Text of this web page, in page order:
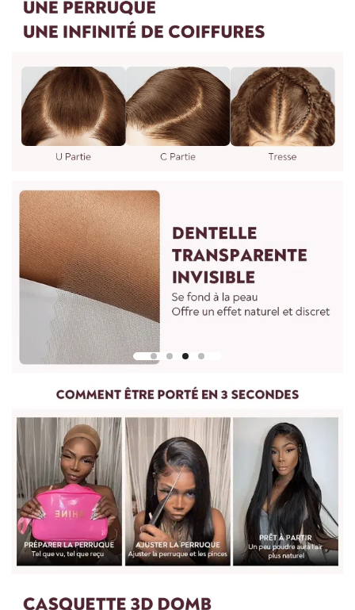
Pour mesurer la longueur d'une perruque droite, partez du
centre du bonnet de perruque ou de la tête et mesurez
Pour les perruques bouclées et ondulées, vous devez lisser les
cheveux avant de les mesurer. Etirez doucement les cheveux
jusqu'à leur longueur maximale, puis mesurez du haut de la
perruque jusqu'à l'extrémité des cheveux.
Pour toute question, n'hésitez pas à nous contacter :
vip@shinehair.fr